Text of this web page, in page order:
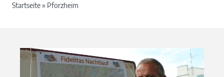
Startseite» Pforzheim